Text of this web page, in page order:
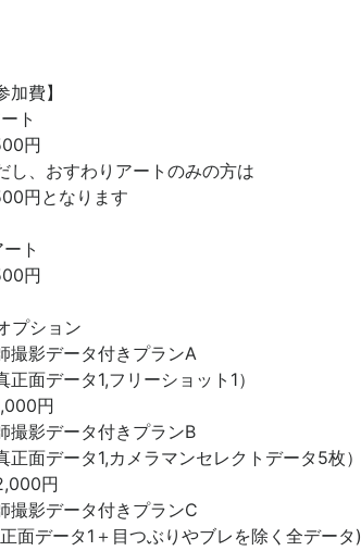
加費】
ト
円
し、おすわりアートのみの方は
円となります
ト
円
プション
撮影データ付きプランA
正面データ1,フリーショット1）
円
撮影データ付きプランB
正面データ1,カメラマンセレクトデータ5枚）
円
撮影データ付きプランC
面データ1＋目つぶりやブレを除く全データ)